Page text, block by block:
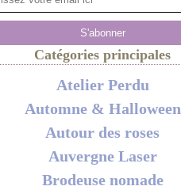
Catégories principales
Atelier Perdu
Automne & Halloween
Autour des roses
Auvergne Laser
Brodeuse nomade